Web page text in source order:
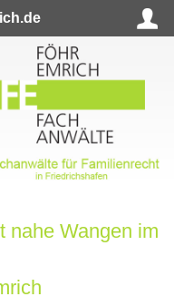
nahe Wangen im